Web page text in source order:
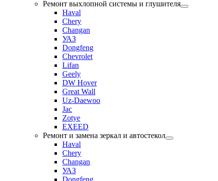
Ремонт выхлопной системы и глушителя
Haval
Chery
Changan
УАЗ
Dongfeng
Chevrolet
Lifan
Geely
DW Hover
Great Wall
Uz-Daewoo
Jac
Zotye
EXEED
Ремонт и замена зеркал и автостекол
Haval
Chery
Changan
УАЗ
Dongfeng